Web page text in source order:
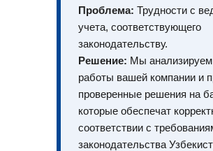
Проблема: Трудности с
учета, соответствующего
законодательству.
Решение: Мы
работы вашей компании и
проверенные решения на
которые обеспечат
соответствии с
законодательства